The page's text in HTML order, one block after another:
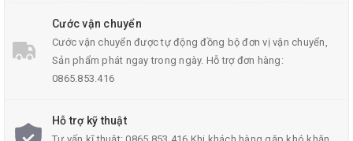
Cước vận chuyển
Cước vận chuyển được tự động đồng bộ đơn vị vận chuyển,
Sản phẩm phát ngay trong ngày. Hỗ trợ đơn hàng:
0865.853.416
Hỗ trợ kỹ thuật